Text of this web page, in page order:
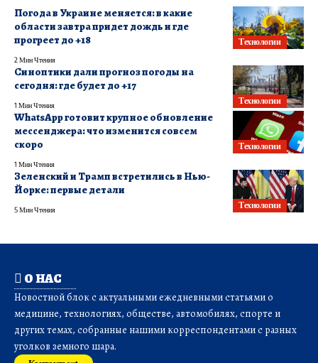
Технологии
Погода в Украине меняется: в какие
области завтра придет дождь и где
прогреет до +18
2 Мин Чтения
Технологии
Синоптики дали прогноз погоды на
сегодня: где будет до +17
1 Мин Чтения
Технологии
WhatsApp готовит крупное обновление
мессенджера: что изменится совсем
скоро
1 Мин Чтения
Технологии
Зеленский и Трамп встретились в Нью-
Йорке: первые детали
5 Мин Чтения
О НАС
Новостной блок с актуальными ежедневными статьями о
медицине, технологиях, обществе, автомобилях, спорте и
других темах, собранные нашими корреспондентами с разных
уголков земного шара.